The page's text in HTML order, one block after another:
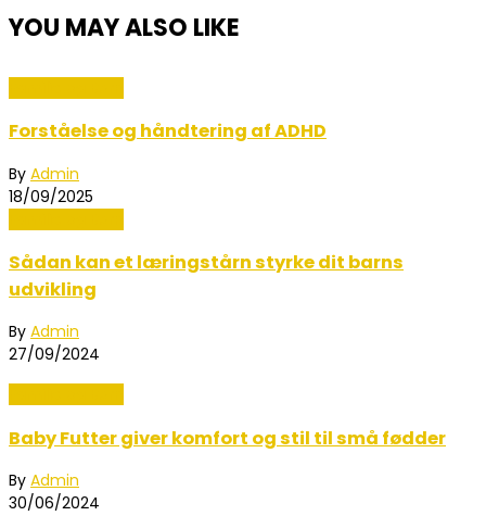
YOU MAY ALSO LIKE
Forståelse og håndtering af ADHD
By Admin
18/09/2025
Sådan kan et læringstårn styrke dit barns
udvikling
By Admin
27/09/2024
Baby Futter giver komfort og stil til små fødder
By Admin
30/06/2024